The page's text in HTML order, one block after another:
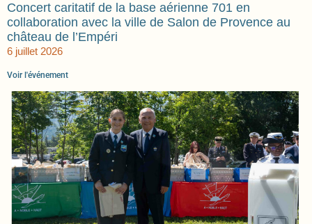
Concert caritatif de la base aérienne 701 en
collaboration avec la ville de Salon de Provence au
château de l’Empéri
6 juillet 2026
Voir l'événement